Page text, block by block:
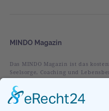
MINDO Magazin
Das MINDO Magazin ist das
Seelsorge, Coaching und
christliche Spiritualität.
Rubriken